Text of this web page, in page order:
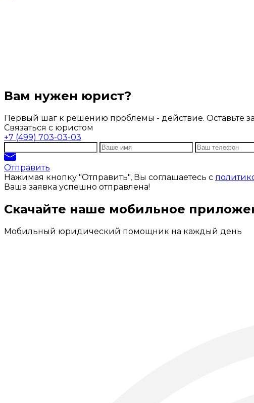
Вам нужен юрист?
Первый шаг к решению проблемы - действие. Оставьте
Связаться с юристом
+7 (499) 703-03-03
Отправить
Нажимая кнопку "Отправить", Вы соглашаетесь с
Ваша заявка успешно отправлена!
Скачайте наше мобильное
Мобильный юридический помощник на каждый день